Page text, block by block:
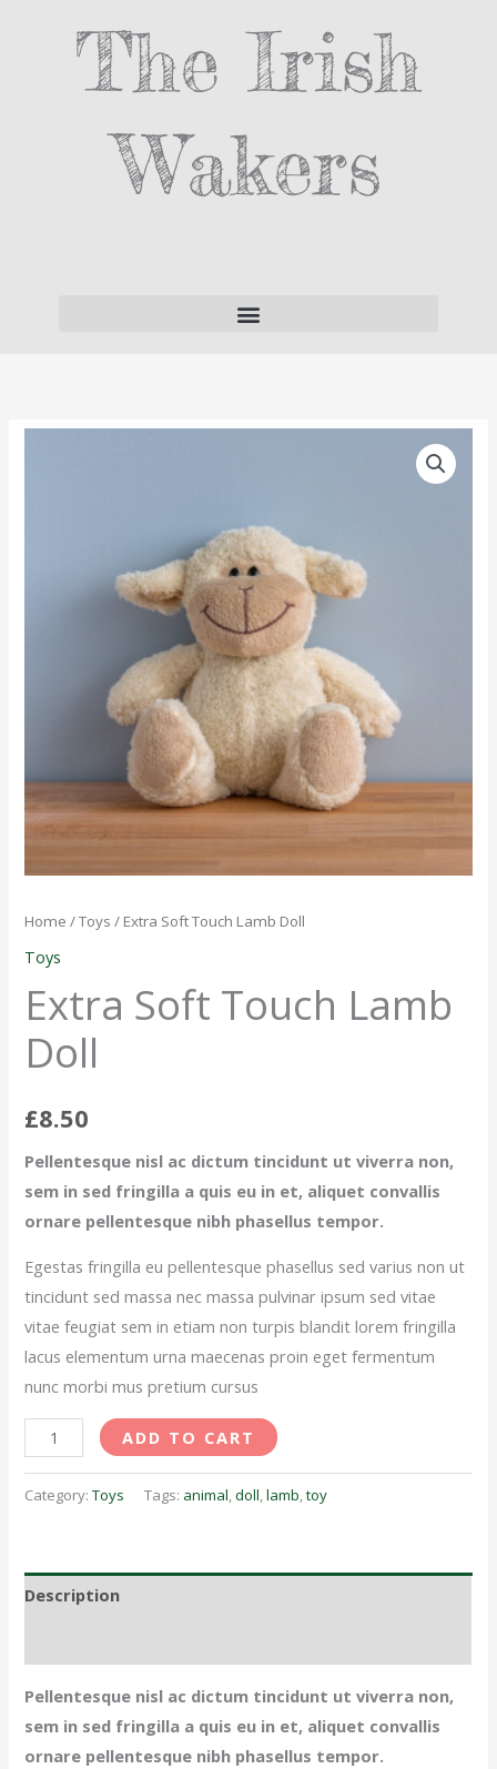
The Irish
Wakers
Home /Toys / Extra Soft Touch Lamb Doll
Toys
Extra Soft Touch Lamb
Doll
£8.50
Pellentesque nisl ac dictum tincidunt ut viverra non,
sem in sed fringilla a quis eu in et, aliquet convallis
ornare pellentesque nibh phasellus tempor.
Egestas fringilla eu pellentesque phasellus sed varius non ut
tincidunt sed massa nec massa pulvinar ipsum sed vitae
vitae feugiat sem in etiam non turpis blandit lorem fringilla
lacus elementum urna maecenas proin eget fermentum
nunc morbi mus pretium cursus
ADD TO CART
Category:Toys Tags: animal,doll,lamb,toy
Description
Pellentesque nisl ac dictum tincidunt ut viverra non,
sem in sed fringilla a quis eu in et, aliquet convallis
ornare pellentesque nibh phasellus tempor.